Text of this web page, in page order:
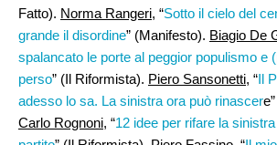
Fatto). Norma Rangeri, “Sotto il cielo del
grande il disordine” (Manifesto). Biagio De
spalancato le porte al peggior populismo e
perso” (Il Riformista). Piero Sansonetti, “Il
adesso lo sa. La sinistra ora può rinascer
Carlo Rognoni, “12 idee per rifare la